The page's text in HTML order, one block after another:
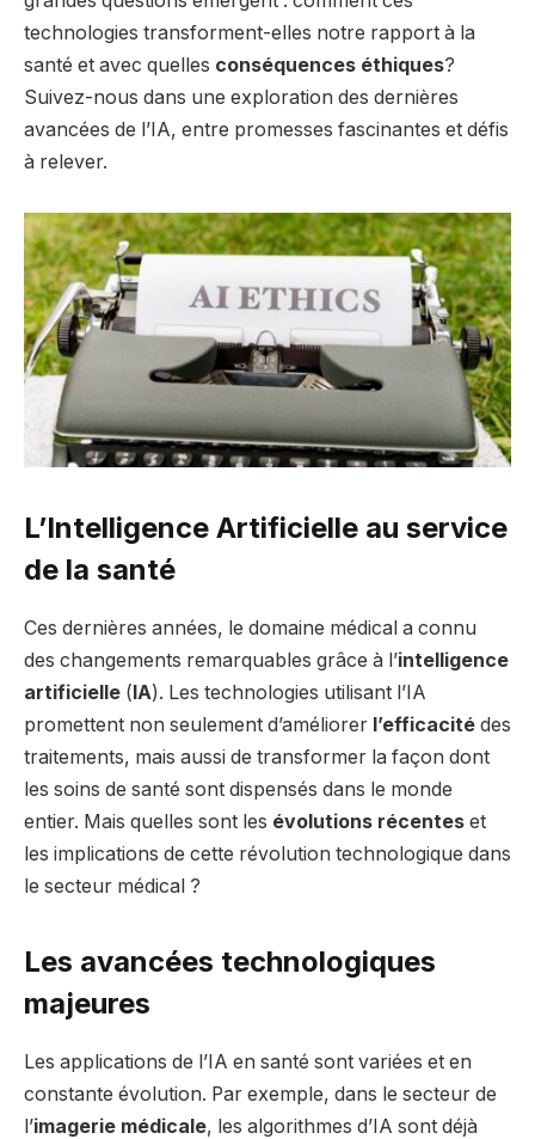
technologies transforment-elles notre rapport à la
santé et avec quelles conséquences éthiques?
Suivez-nous dans une exploration des dernières
avancées de l’IA, entre promesses fascinantes et défis
à relever.
L’Intelligence Artificielle au service
de la santé
Ces dernières années, le domaine médical a connu
des changements remarquables grâce à l’intelligence
artificielle (IA). Les technologies utilisant l’IA
promettent non seulement d’améliorer l’efficacité des
traitements, mais aussi de transformer la façon dont
les soins de santé sont dispensés dans le monde
entier. Mais quelles sont les évolutions récentes et
les implications de cette révolution technologique dans
le secteur médical ?
Les avancées technologiques
majeures
Les applications de l’IA en santé sont variées et en
constante évolution. Par exemple, dans le secteur de
l’imagerie médicale, les algorithmes d’IA sont déjà